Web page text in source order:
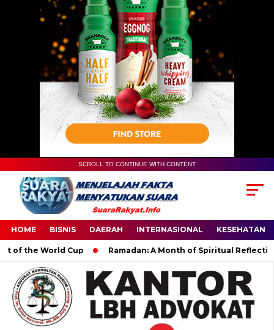
SCROLL TO CONTINUE WITH CONTENT
HOME BISNIS DAERAH INTERNASIONAL KESEHATAN
the World Cup Ramadan: A Month of Spiritual Reflection,